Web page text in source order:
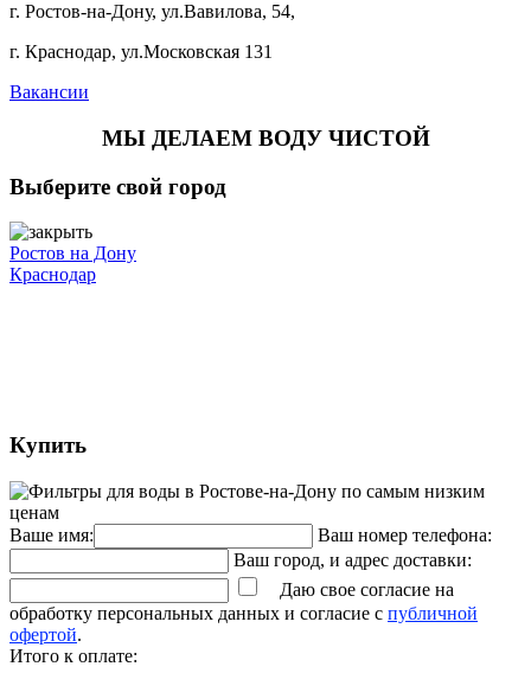
г. Ростов-на-Дону, ул.Вавилова, 54,
г. Краснодар, ул.Московская 131
Вакансии
МЫ ДЕЛАЕМ ВОДУ ЧИСТОЙ
Выберите свой город
Ростов на Дону
Краснодар
Купить
Ваше имя:
Ваш номер телефона:
Ваш город, и адрес доставки:
Даю свое согласие на
обработку персональных данных и согласие с публичной
офертой.
Итого к оплате: